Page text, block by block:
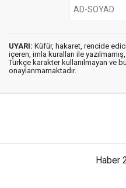
UYARI: Küfür, hakaret, rencide
içeren, imla kuralları ile yazılmamış,
Türkçe karakter kullanılmayan ve
onaylanmamaktadır.
Haber